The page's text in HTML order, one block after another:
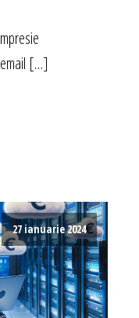
[…]
27 ianuarie 2024